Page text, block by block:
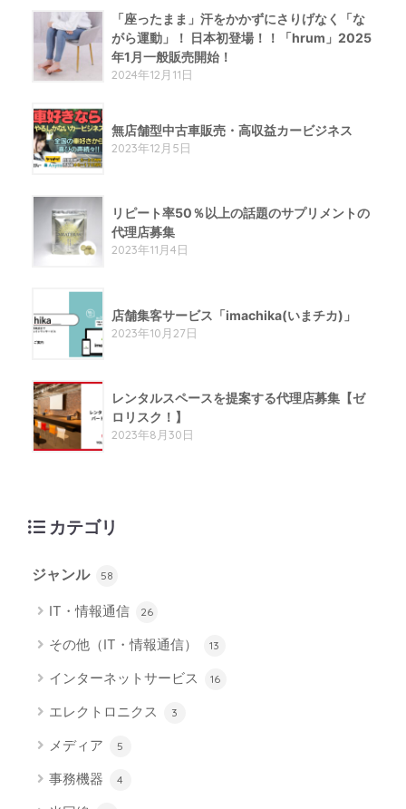
「座ったまま」汗をかかずにさりげなく「な
がら運動」！ 日本初登場！！「hrum」2025
年1月一般販売開始！
2024年12月11日
無店舗型中古車販売・高収益カービジネス
2023年12月5日
リピート率50％以上の話題のサプリメントの
代理店募集
2023年11月4日
店舗集客サービス「imachika(いまチカ)」
2023年10月27日
レンタルスペースを提案する代理店募集【ゼ
ロリスク！】
2023年8月30日
カテゴリ
ジャンル 58
IT・情報通信 26
その他（IT・情報通信） 13
インターネットサービス 16
エレクトロニクス 3
メディア 5
事務機器 4